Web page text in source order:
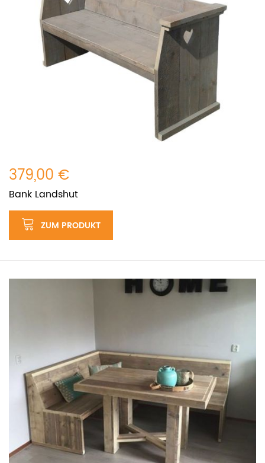
379,00 €
Bank Landshut
ZUM PRODUKT